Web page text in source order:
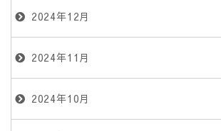
2024年12月
2024年11月
2024年10月